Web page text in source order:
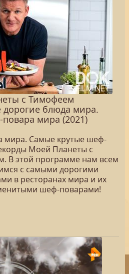
с Тимофеем
блюда мира.
мира (2021)
мира. Самые крутые шеф-
Моей Планеты с
В этой программе нам всем
с самыми дорогими
в ресторанах мира и их
шеф-поварами!